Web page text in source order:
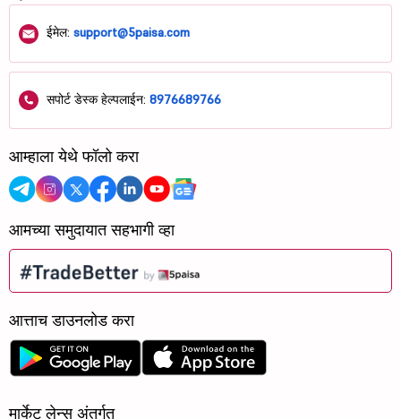
ईमेल: support@5paisa.com
सपोर्ट डेस्क हेल्पलाईन: 8976689766
आम्हाला येथे फॉलो करा
आमच्या समुदायात सहभागी व्हा
आत्ताच डाउनलोड करा
मार्केट लेन्स अंतर्गत